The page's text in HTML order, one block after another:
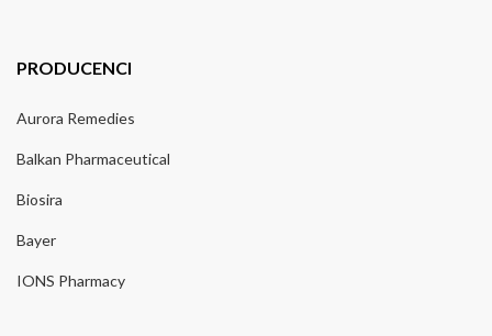
PRODUCENCI
Aurora Remedies
Balkan Pharmaceutical
Biosira
Bayer
IONS Pharmacy